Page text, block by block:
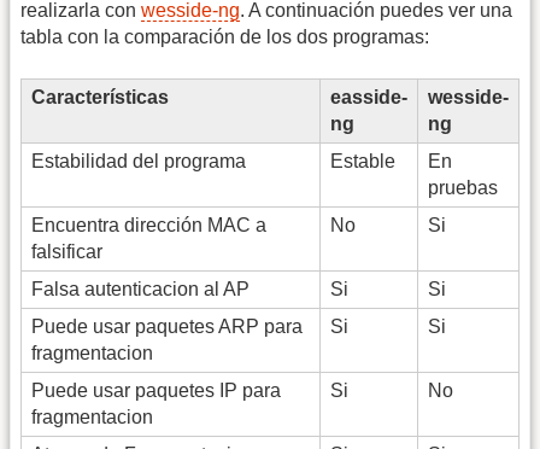
realizarla con wesside-ng. A continuación puedes ver una
tabla con la comparación de los dos programas:
Características
easside-
ng
wesside-
ng
Estabilidad del programa
Estable
En
pruebas
Encuentra dirección MAC a
falsificar
No Si
Falsa autenticacion al AP Si
Si
Puede usar paquetes ARP para
fragmentacion
Si Si
Puede usar paquetes IP para
fragmentacion
Si No